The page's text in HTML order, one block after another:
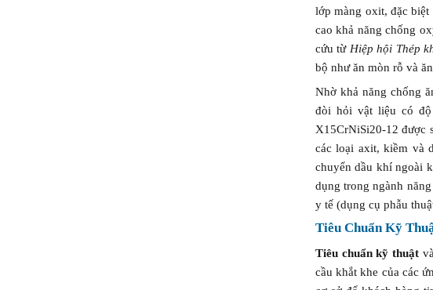
lớp màng oxit, đặc
cao khả năng chống
cứu từ Hiệp hội Thép
bộ như ăn mòn rỗ và
Nhờ khả năng chống
đòi hỏi vật liệu có độ
X15CrNiSi20-12 được
các loại axit, kiềm và
chuyển dầu khí ngoài
dụng trong ngành
y tế (dụng cụ phẫu
Tiêu Chuẩn Kỹ
Tiêu chuẩn kỹ thuật và
cầu khắt khe của các